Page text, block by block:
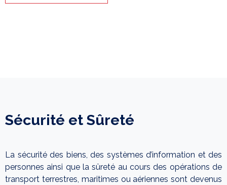
Sécurité et Sûreté
La sécurité des biens, des systèmes d’information et des
personnes ainsi que la sûreté au cours des opérations de
transport terrestres, maritimes ou aériennes sont devenus